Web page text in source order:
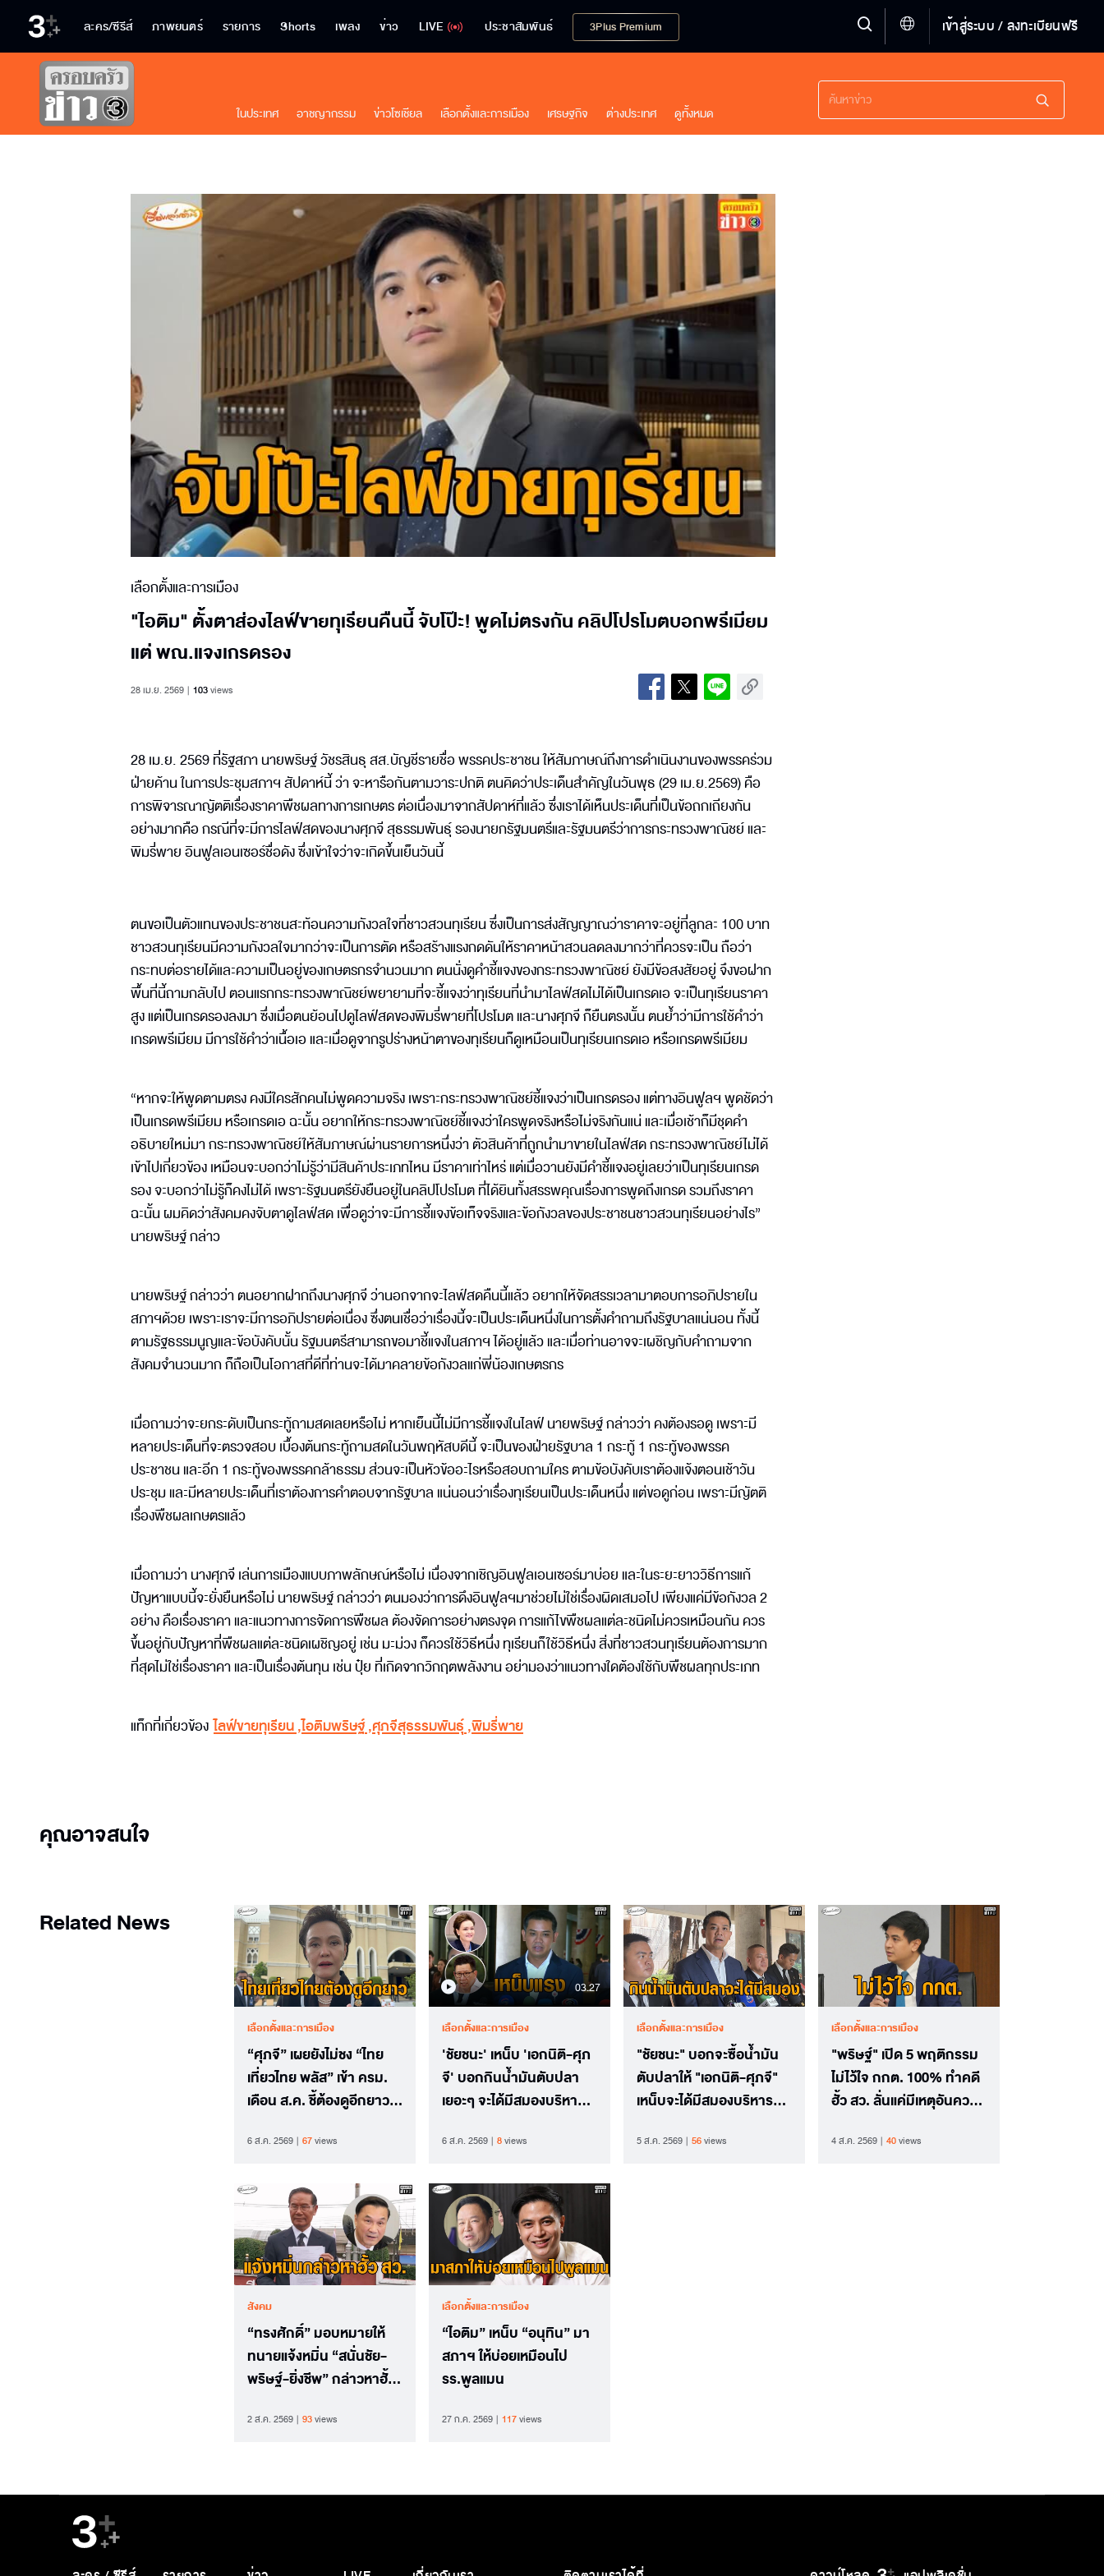
ละคร/ซีรีส์ ภาพยนตร์ รายการ Shorts เพลง ข่าว LIVE ประชาสัมพันธ์ 3Plus Premium เข้าสู่ระบบ / ลงทะเบียนฟรี
ในประเทศ อาชญากรรม ข่าวโซเชียล เลือกตั้งและการเมือง เศรษฐกิจ ต่างประเทศ ดูทั้งหมด
เลือกตั้งและการเมือง
"ไอติม" ตั้งตาส่องไลฟ์ขายทุเรียนคืนนี้ จับโป๊ะ! พูดไม่ตรงกัน คลิปโปรโมตบอกพรีเมียม
แต่ พณ.แจงเกรดรอง
28 เม.ย. 2569 103views
28 เม.ย. 2569 ที่รัฐสภา นายพริษฐ์ วัชรสินธุ สส.บัญชีรายชื่อ พรรคประชาชน ให้สัมภาษณ์ถึงการดำเนินงานของพรรคร่วม
ฝ่ายค้าน ในการประชุมสภาฯ สัปดาห์นี้ ว่า จะหารือกันตามวาระปกติ ตนคิดว่าประเด็นสำคัญในวันพุธ (29 เม.ย.2569) คือ
การพิจารณาญัตติเรื่องราคาพืชผลทางการเกษตร ต่อเนื่องมาจากสัปดาห์ที่แล้ว ซึ่งเราได้เห็นประเด็นที่เป็นข้อถกเถียงกัน
อย่างมากคือ กรณีที่จะมีการไลฟ์สดของนางศุภจี สุธรรมพันธุ์ รองนายกรัฐมนตรีและรัฐมนตรีว่าการกระทรวงพาณิชย์ และ
พิมรี่พาย อินฟูลเอนเซอร์ชื่อดัง ซึ่งเข้าใจว่าจะเกิดขึ้นเย็นวันนี้
ตนขอเป็นตัวแทนของประชาชนสะท้อนความกังวลใจที่ชาวสวนทุเรียน ซึ่งเป็นการส่งสัญญาณว่าราคาจะอยู่ที่ลูกละ 100 บาท
ชาวสวนทุเรียนมีความกังวลใจมากว่าจะเป็นการตัด หรือสร้างแรงกดดันให้ราคาหน้าสวนลดลงมากว่าที่ควรจะเป็น ถือว่า
กระทบต่อรายได้และความเป็นอยู่ของเกษตรกรจำนวนมาก ตนนั่งดูคำชี้แจงของกระทรวงพาณิชย์ ยังมีข้อสงสัยอยู่ จึงขอฝาก
พื้นที่นี้ถามกลับไป ตอนแรกกระทรวงพาณิชย์พยายามที่จะชี้แจงว่าทุเรียนที่นำมาไลฟ์สดไม่ได้เป็นเกรดเอ จะเป็นทุเรียนราคา
สูง แต่เป็นเกรดรองลงมา ซึ่งเมื่อตนย้อนไปดูไลฟ์สดของพิมรี่พายที่โปรโมต และนางศุภจี ก็ยืนตรงนั้น ตนย้ำว่ามีการใช้คำว่า
เกรดพรีเมียม มีการใช้คำว่าเนื้อเอ และเมื่อดูจากรูปร่างหน้าตาของทุเรียนก็ดูเหมือนเป็นทุเรียนเกรดเอ หรือเกรดพรีเมียม
“หากจะให้พูดตามตรง คงมีใครสักคนไม่พูดความจริง เพราะกระทรวงพาณิชย์ชี้แจงว่าเป็นเกรดรอง แต่ทางอินฟูลฯ พูดชัดว่า
เป็นเกรดพรีเมียม หรือเกรดเอ ฉะนั้น อยากให้กระทรวงพาณิชย์ชี้แจงว่าใครพูดจริงหรือไม่จริงกันแน่ และเมื่อเช้าก็มีชุดคำ
อธิบายใหม่มา กระทรวงพาณิชย์ให้สัมภาษณ์ผ่านรายการหนึ่งว่า ตัวสินค้าที่ถูกนำมาขายในไลฟ์สด กระทรวงพาณิชย์ไม่ได้
เข้าไปเกี่ยวข้อง เหมือนจะบอกว่าไม่รู้ว่ามีสินค้าประเภทไหน มีราคาเท่าไหร่ แต่เมื่อวานยังมีคำชี้แจงอยู่เลยว่าเป็นทุเรียนเกรด
รอง จะบอกว่าไม่รู้ก็คงไม่ได้ เพราะรัฐมนตรียังยืนอยู่ในคลิปโปรโมต ที่ได้ยินทั้งสรรพคุณเรื่องการพูดถึงเกรด รวมถึงราคา
ฉะนั้น ผมคิดว่าสังคมคงจับตาดูไลฟ์สด เพื่อดูว่าจะมีการชี้แจงข้อเท็จจริงและข้อกังวลของประชาชนชาวสวนทุเรียนอย่างไร”
นายพริษฐ์ กล่าว
นายพริษฐ์ กล่าวว่า ตนอยากฝากถึงนางศุภจี ว่านอกจากจะไลฟ์สดคืนนี้แล้ว อยากให้จัดสรรเวลามาตอบการอภิปรายใน
สภาฯด้วย เพราะเราจะมีการอภิปรายต่อเนื่อง ซึ่งตนเชื่อว่าเรื่องนี้จะเป็นประเด็นหนึ่งในการตั้งคำถามถึงรัฐบาลแน่นอน ทั้งนี้
ตามรัฐธรรมนูญและข้อบังคับนั้น รัฐมนตรีสามารถขอมาชี้แจงในสภาฯ ได้อยู่แล้ว และเมื่อท่านอาจจะเผชิญกับคำถามจาก
สังคมจำนวนมาก ก็ถือเป็นโอกาสที่ดีที่ท่านจะได้มาคลายข้อกังวลแก่พี่น้องเกษตรกร
เมื่อถามว่าจะยกระดับเป็นกระทู้ถามสดเลยหรือไม่ หากเย็นนี้ไม่มีการชี้แจงในไลฟ์ นายพริษฐ์ กล่าวว่า คงต้องรอดู เพราะมี
หลายประเด็นที่จะตรวจสอบ เบื้องต้นกระทู้ถามสดในวันพฤหัสบดีนี้ จะเป็นของฝ่ายรัฐบาล 1 กระทู้ 1 กระทู้ของพรรค
ประชาชน และอีก 1 กระทู้ของพรรคกล้าธรรม ส่วนจะเป็นหัวข้ออะไรหรือสอบถามใคร ตามข้อบังคับเราต้องแจ้งตอนเช้าวัน
ประชุม และมีหลายประเด็นที่เราต้องการคำตอบจากรัฐบาล แน่นอนว่าเรื่องทุเรียนเป็นประเด็นหนึ่ง แต่ขอดูก่อน เพราะมีญัตติ
เรื่องพืชผลเกษตรแล้ว
เมื่อถามว่า นางศุภจี เล่นการเมืองแบบภาพลักษณ์หรือไม่ เนื่องจากเชิญอินฟูลเอนเซอร์มาบ่อย และในระยะยาววิธีการแก้
ปัญหาแบบนี้จะยั่งยืนหรือไม่ นายพริษฐ์ กล่าวว่า ตนมองว่าการดึงอินฟูลฯมาช่วยไม่ใช่เรื่องผิดเสมอไป เพียงแค่มีข้อกังวล 2
อย่าง คือเรื่องราคา และแนวทางการจัดการพืชผล ต้องจัดการอย่างตรงจุด การแก้ไขพืชผลแต่ละชนิดไม่ควรเหมือนกัน ควร
ขึ้นอยู่กับปัญหาที่พืชผลแต่ละชนิดเผชิญอยู่ เช่น มะม่วง ก็ควรใช้วิธีหนึ่ง ทุเรียนก็ใช้วิธีหนึ่ง สิ่งที่ชาวสวนทุเรียนต้องการมาก
ที่สุดไม่ใช่เรื่องราคา และเป็นเรื่องต้นทุน เช่น ปุ๋ย ที่เกิดจากวิกฤตพลังงาน อย่ามองว่าแนวทางใดต้องใช้กับพืชผลทุกประเภท
แท็กที่เกี่ยวข้องไลฟ์ขายทุเรียน,ไอติมพริษฐ์,ศุภจีสุธรรมพันธุ์,พิมรี่พาย
คุณอาจสนใจ
Related News
เลือกตั้งและการเมือง
“ศุภจี” เผยยังไม่ชง “ไทย
เที่ยวไทย พลัส” เข้า ครม.
เดือน ส.ค. ชี้ต้องดูอีกยาว
นี้
6 ส.ค. 2569 67views
03.27
เลือกตั้งและการเมือง
'ชัยชนะ' เหน็บ 'เอกนิติ-ศุภ
จี' บอกกินน้ำมันตับปลา
เยอะๆ จะได้มีสมองบริหาร
6 ส.ค. 2569 8views
เลือกตั้งและการเมือง
"ชัยชนะ" บอกจะซื้อน้ำมัน
ตับปลาให้ "เอกนิติ-ศุภจี"
เหน็บจะได้มีสมองบริหาร
กับข้าราชการ
5 ส.ค. 2569 56views
เลือกตั้งและการเมือง
"พริษฐ์" เปิด 5 พฤติกรรม
ไม่ไว้ใจ กกต. 100% ทำคดี
ฮั้ว สว. ลั่นแค่มีเหตุอันควร
4 ส.ค. 2569 40views
สังคม
“ทรงศักดิ์” มอบหมายให้
ทนายแจ้งหมิ่น “สนั่นชัย-
พริษฐ์-ยิ่งชีพ” กล่าวหาฮั้ว
2 ส.ค. 2569 93views
เลือกตั้งและการเมือง
“ไอติม” เหน็บ “อนุทิน” มา
สภาฯ ให้บ่อยเหมือนไป
รร.พูลแมน
27 ก.ค. 2569 117views